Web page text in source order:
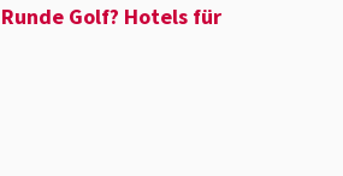
Golf? Hotels für